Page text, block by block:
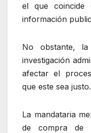
el que coincide
información
No obstante,
investigación
afectar el
que este sea justo.
La mandataria
de compra de